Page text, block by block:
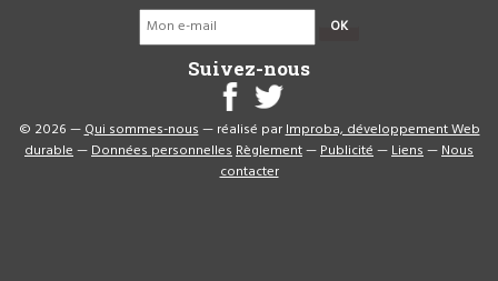
OK
Suivez-nous
© 2026 —Qui sommes-nous— réalisé parImproba, développement Web
durable—Données personnellesRèglement—Publicité—Liens—Nous
contacter